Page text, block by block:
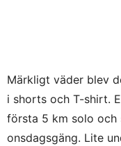
Märkligt väder blev
i shorts och T-shirt.
första 5 km solo och
onsdagsgäng. Lite